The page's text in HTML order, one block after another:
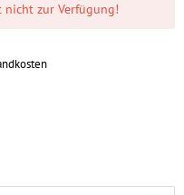
nicht zur Verfügung!